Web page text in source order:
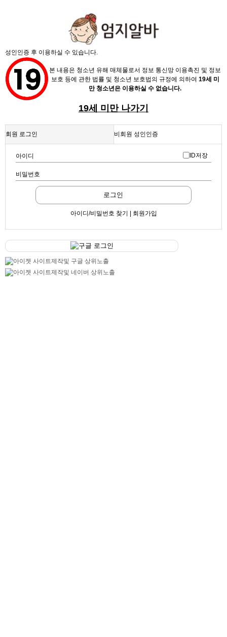
성인인증 후 이용하실 수 있습니다.
본 내용은 청소년 유해 매체물로서 정보 통신망 이용촉진 및 정보
보호 등에 관한 법률 및 청소년 보호법의 규정에 의하여 19세 미
만 청소년은 이용하실 수 없습니다.
19세 미만 나가기
회원 로그인 비회원 성인인증
아이디 ID저장
비밀번호
로그인
아이디/비밀번호 찾기 | 회원가입
구글 로그인